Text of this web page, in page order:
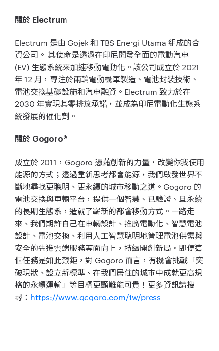
關於 Electrum
Electrum 是由 Gojek 和 TBS Energi Utama 組成的合
資公司。 其使命是透過在印尼開發全面的電動汽車
(EV) 生態系統來加速移動電動化。該公司成立於 2021
年 12 月，專注於兩輪電動機車製造、電池封裝技術、
電池交換基礎設施和汽車融資。Electrum 致力於在
2030 年實現其零排放承諾，並成為印尼電動化生態系
統發展的催化劑。
關於 Gogoro®
成立於 2011，Gogoro 憑藉創新的力量，改變你我使用
能源的方式；透過重新思考都會能源，我們啟發世界不
斷地尋找更聰明、更永續的城市移動之道。Gogoro 的
電池交換與車輛平台，提供一個智慧、已驗證、且永續
的長期生態系，造就了嶄新的都會移動方式。一路走
來、我們期許自己在車輛設計、推廣電動化、智慧電池
設計、電池交換、利用人工智慧聰明地管理電池供需與
安全的先進雲端服務等面向上，持續開創新局。即便這
個任務是如此艱鉅，對 Gogoro 而言，有機會挑戰「突
破現狀、設立新標準、在我們居住的城市中成就更高規
格的永續運輸」等目標更顯難能可貴！更多資訊請搜
尋： https://www.gogoro.com/tw/press